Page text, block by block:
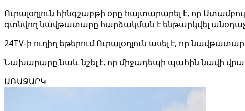
Ուրալօղլուն հինգշաբթի օրը հայտարարել է, որ
գտնվող նավթատարը հարձակման է ենթարկվել
24TV-ի ուղիղ եթերում Ուրալօղլուն ասել է, որ
Նախարարը նաև նշել է, որ միջադեպի պահին նավի վրա
ԱՌԱՋԱՐԿ